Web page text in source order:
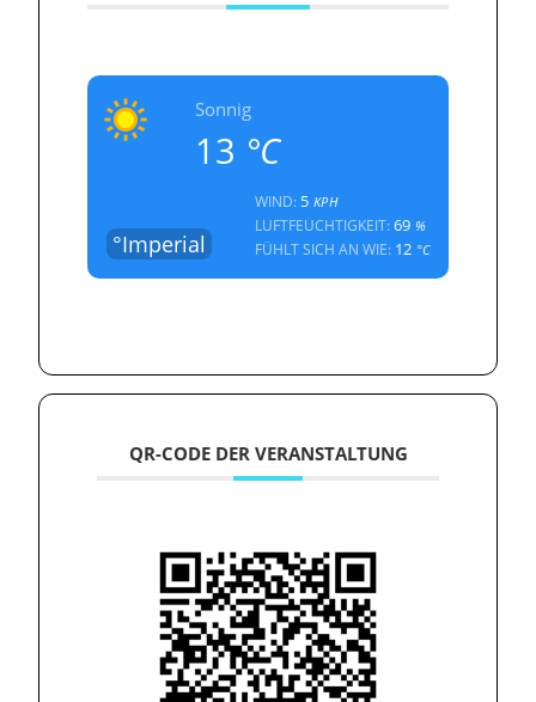
Sonnig
13 °C
°Imperial
WIND: 5 KPH
LUFTFEUCHTIGKEIT:69 %
FÜHLT SICH AN WIE: 12 °C
QR-CODE DER VERANSTALTUNG